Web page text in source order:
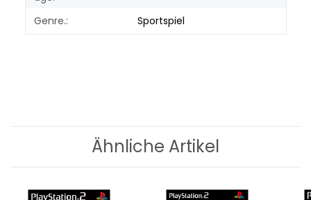
Genre.:
Sportspiel
Ähnliche Artikel